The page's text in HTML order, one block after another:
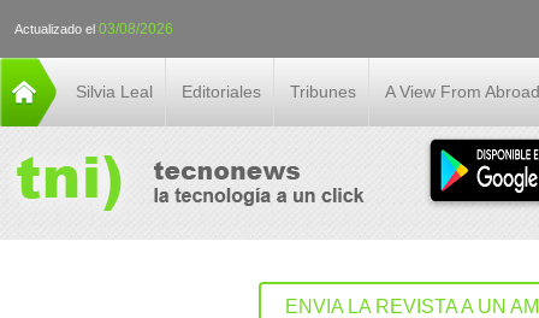
Actualizado el 03/08/2026
Silvia Leal Editoriales Tribunes A View From Abroad
ENVIA LA REVISTA A UN